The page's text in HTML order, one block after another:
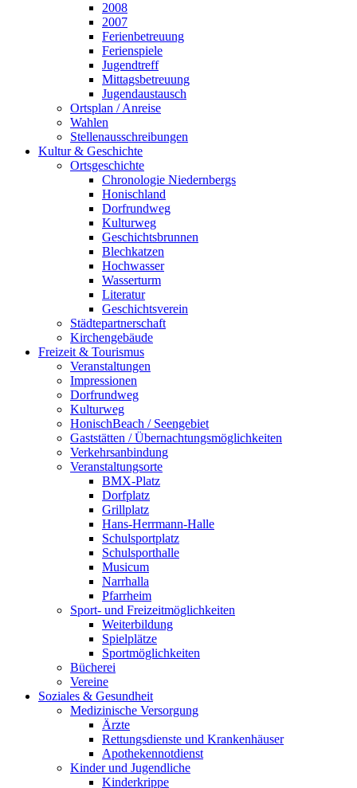
2008
2007
Ferienbetreuung
Ferienspiele
Jugendtreff
Mittagsbetreuung
Jugendaustausch
Ortsplan / Anreise
Wahlen
Stellenausschreibungen
Kultur & Geschichte
Ortsgeschichte
Chronologie Niedernbergs
Honischland
Dorfrundweg
Kulturweg
Geschichtsbrunnen
Blechkatzen
Hochwasser
Wasserturm
Literatur
Geschichtsverein
Städtepartnerschaft
Kirchengebäude
Freizeit & Tourismus
Veranstaltungen
Impressionen
Dorfrundweg
Kulturweg
HonischBeach / Seengebiet
Gaststätten / Übernachtungsmöglichkeiten
Verkehrsanbindung
Veranstaltungsorte
BMX-Platz
Dorfplatz
Grillplatz
Hans-Herrmann-Halle
Schulsportplatz
Schulsporthalle
Musicum
Narrhalla
Pfarrheim
Sport- und Freizeitmöglichkeiten
Weiterbildung
Spielplätze
Sportmöglichkeiten
Bücherei
Vereine
Soziales & Gesundheit
Medizinische Versorgung
Ärzte
Rettungsdienste und Krankenhäuser
Apothekennotdienst
Kinder und Jugendliche
Kinderkrippe